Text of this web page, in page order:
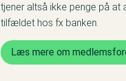
tjener altså ikke penge på
tilfældet hos fx banken.
Læs mere om